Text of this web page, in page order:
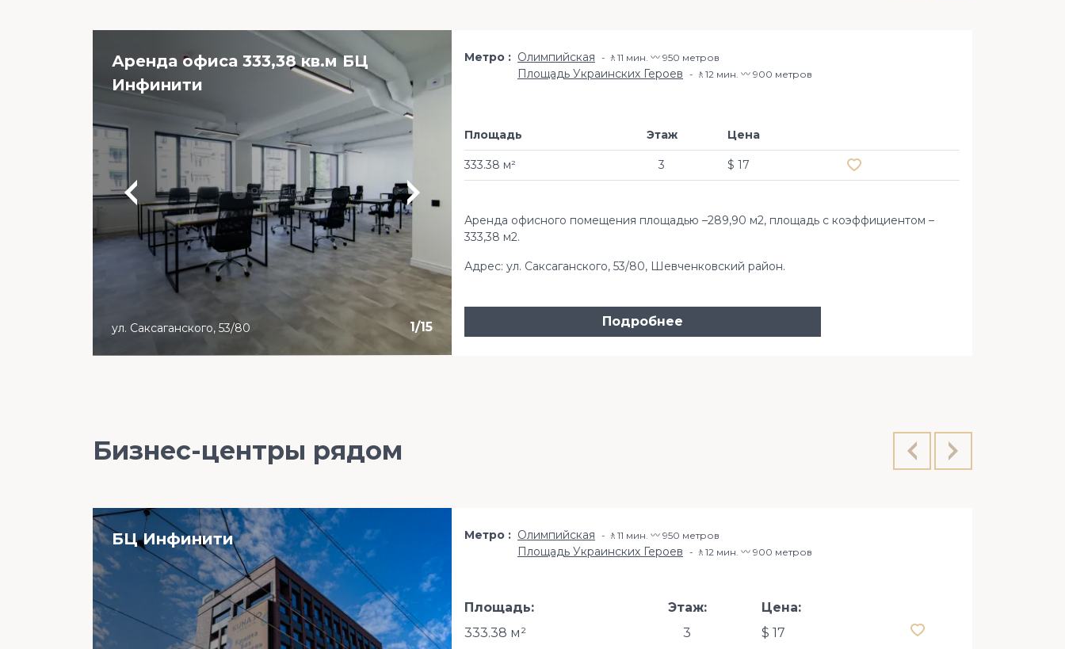
Аренда офиса 333,38 кв.м БЦ
Инфинити
1/15
ул. Саксаганского, 53/80
Метро Олимпийская 🚶11 мин. 〰️ 950 метров
Площадь Украинских Героев 🚶12 мин. 〰️ 900 метров
Площадь
333.38 м²
Этаж
3
Цена
$ 17
Аренда офисного помещения площадью –289,90 м2, площадь с коэффициентом –
333,38 м2.
Адрес: ул. Саксаганского, 53/80, Шевченковский район.
Подробнее
Бизнес-центры рядом
БЦ Инфинити Метро Олимпийская 🚶11 мин. 〰️ 950 метров
Площадь Украинских Героев 🚶12 мин. 〰️ 900 метров
Площадь:
333.38 м²
Этаж:
3
Цена:
$ 17